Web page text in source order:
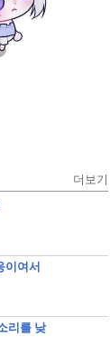
더보기
이여서
리를 낮